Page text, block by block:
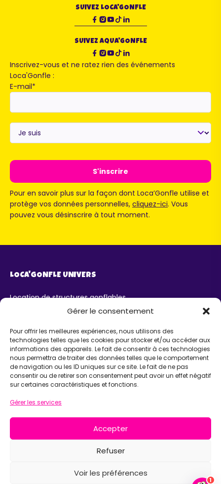
Gérer le consentement
Pour offrir les meilleures expériences, nous utilisons des
technologies telles que les cookies pour stocker et/ou accéder aux
informations des appareils. Le fait de consentir à ces technologies
nous permettra de traiter des données telles que le comportement
de navigation ou les ID uniques sur ce site. Le fait de ne pas
consentir ou de retirer son consentement peut avoir un effet négatif
sur certaines caractéristiques et fonctions.
Gérer les services
Accepter
Refuser
Voir les préférences
SUIVEZ LOCA'GONFLE
SUIVEZ AQUA'GONFLE
Inscrivez-vous et ne ratez rien des événements
Loca'Gonfle :
E-mail*
Je
suis*
Pour en savoir plus sur la façon dont Loca’Gonfle utilise et
protège vos données personnelles, cliquez-ici. Vous
pouvez vous désinscrire à tout moment.
LOCA'GONFLE UNIVERS
Location de structures gonflables
Parc Loca'Gonfle XXL Colmar
Karting ludo-éducatif
AIDE
Chatbot IA Maurice
Infos pratiques
INFORMATIONS
Loca'Gonfle Eurl Z.A RODOLPHE, 68840 PULVERSHEIM
Mentions légales Déclaration de confidentialité
1